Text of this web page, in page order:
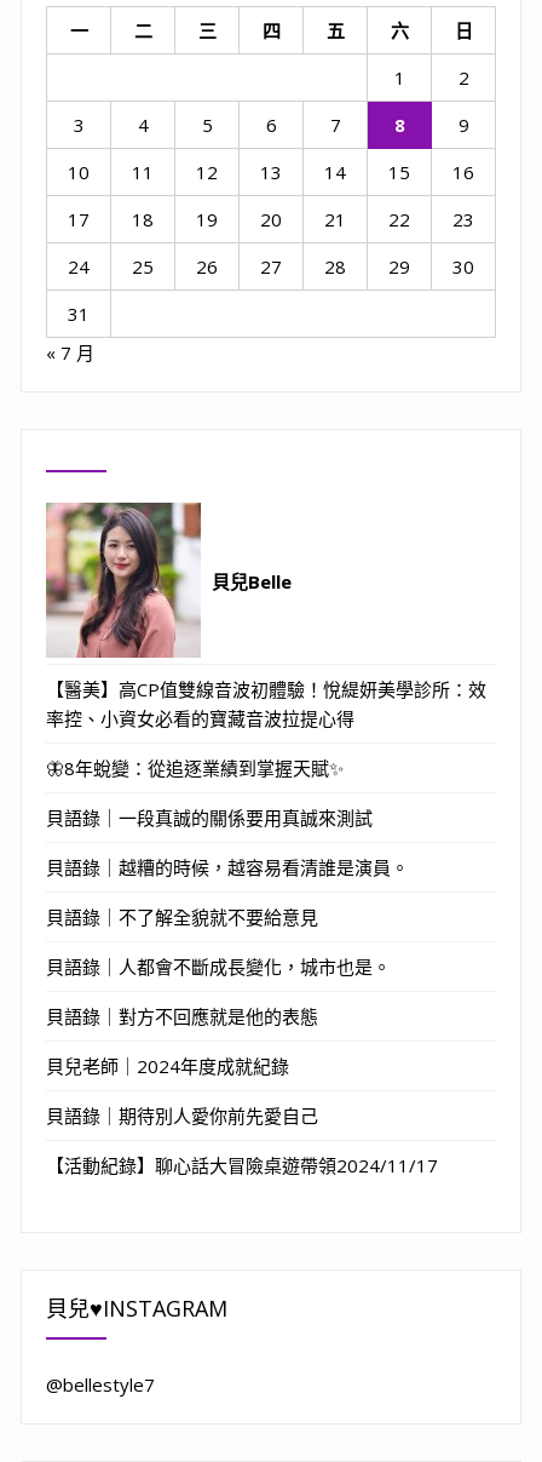
一 二 三 四 五 六
日
1
2
3
4 5 6 7 8
9
10
11 12 13 14 15
16
17
18 19 20 21 22
23
24
25 26 27 28 29
30
31
« 7 月
貝兒Belle
【醫美】高CP值雙線音波初體驗！悅緹妍美學診所：效
率控、小資女必看的寶藏音波拉提心得
🦋8年蛻變：從追逐業績到掌握天賦✨
貝語錄｜一段真誠的關係要用真誠來測試
貝語錄｜越糟的時候，越容易看清誰是演員。
貝語錄｜不了解全貌就不要給意見
貝語錄｜人都會不斷成長變化，城市也是。
貝語錄｜對方不回應就是他的表態
貝兒老師｜2024年度成就紀錄
貝語錄｜期待別人愛你前先愛自己
【活動紀錄】聊心話大冒險桌遊帶領2024/11/17
貝兒♥INSTAGRAM
@bellestyle7